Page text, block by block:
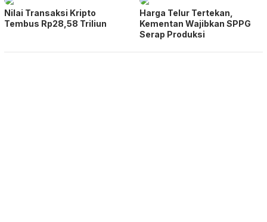
Nilai Transaksi Kripto
Tembus Rp28,58 Triliun
Harga Telur Tertekan,
Kementan Wajibkan SPPG
Serap Produksi